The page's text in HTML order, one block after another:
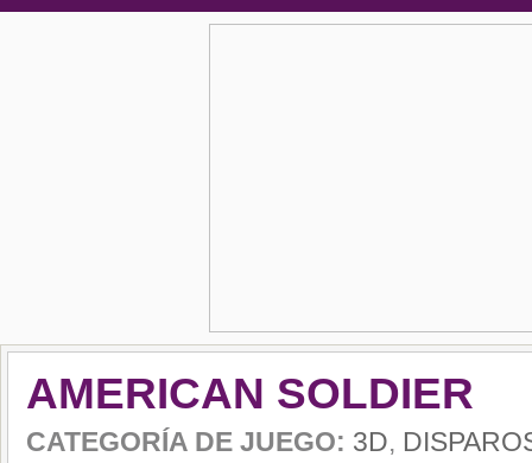
AMERICAN SOLDIER
CATEGORÍA DE JUEGO: 3D,